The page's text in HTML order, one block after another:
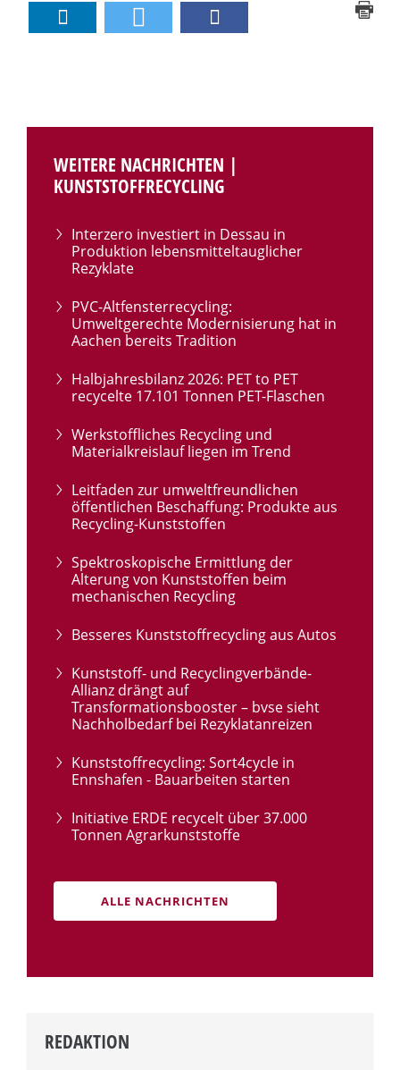
WEITERE NACHRICHTEN |
KUNSTSTOFFRECYCLING
Interzero investiert in Dessau in
Produktion lebensmitteltauglicher
Rezyklate
PVC-Altfensterrecycling:
Umweltgerechte Modernisierung hat in
Aachen bereits Tradition
Halbjahresbilanz 2026: PET to PET
recycelte 17.101 Tonnen PET-Flaschen
Werkstoffliches Recycling und
Materialkreislauf liegen im Trend
Leitfaden zur umweltfreundlichen
öffentlichen Beschaffung: Produkte aus
Recycling-Kunststoffen
Spektroskopische Ermittlung der
Alterung von Kunststoffen beim
mechanischen Recycling
Besseres Kunststoffrecycling aus Autos
Kunststoff- und Recyclingverbände-
Allianz drängt auf
Transformationsbooster – bvse sieht
Nachholbedarf bei Rezyklatanreizen
Kunststoffrecycling: Sort4cycle in
Ennshafen - Bauarbeiten starten
Initiative ERDE recycelt über 37.000
Tonnen Agrarkunststoffe
ALLE NACHRICHTEN
REDAKTION